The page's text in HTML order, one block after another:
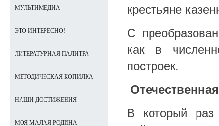
крестьяне
С
как в
построек.
В который раз
МУЛЬТИМЕДИА
ЭТО ИНТЕРЕСНО!
ЛИТЕРАТУРНАЯ ПАЛИТРА
МЕТОДИЧЕСКАЯ КОПИЛКА
НАШИ ДОСТИЖЕНИЯ
МОЯ МАЛАЯ РОДИНА